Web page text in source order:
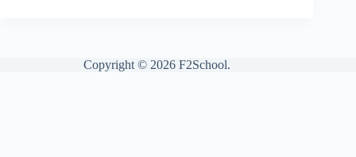
Copyright © 2026 F2School.